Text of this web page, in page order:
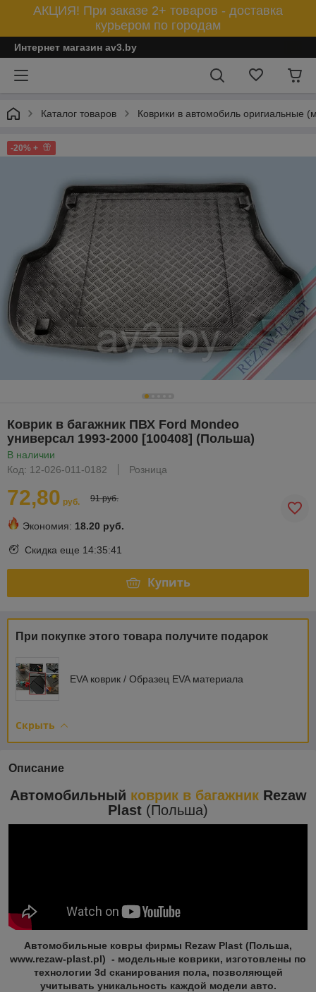
АКЦИЯ! При заказе 2+ товаров - доставка
курьером по городам
Интернет магазин av3.by
Каталог товаров Коврики в автомобиль оригиальные
-20% +
Коврик в багажник ПВХ Ford Mondeo
универсал 1993-2000 [100408] (Польша)
В наличии
Код: 12-026-011-0182
Розница
72,80 руб. 91 руб.
Экономия: 18.20 руб.
Скидка еще 14:35:40
Купить
При покупке этого товара получите подарок
EVA коврик / Образец EVA материала
Скрыть
Описание
Автомобильный коврик в багажникRezaw
Plast (Польша)
Автомобильные ковры фирмы Rezaw Plast (Польша,
www.rezaw-plast.pl) - модельные коврики, изготовлены по
технологии 3d сканирования пола, позволяющей
учитывать уникальность каждой модели авто.